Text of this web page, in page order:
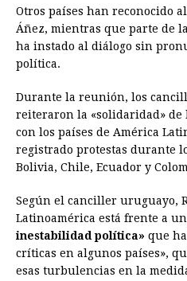
Otros países han reconocido
Áñez, mientras que parte de
ha instado al diálogo sin
política.
Durante la reunión, los
reiteraron la «solidaridad» de
con los países de América
registrado protestas durante
Bolivia, Chile, Ecuador y
Según el canciller uruguayo,
Latinoamérica está frente a
inestabilidad política» que
críticas en algunos países»,
esas turbulencias en la